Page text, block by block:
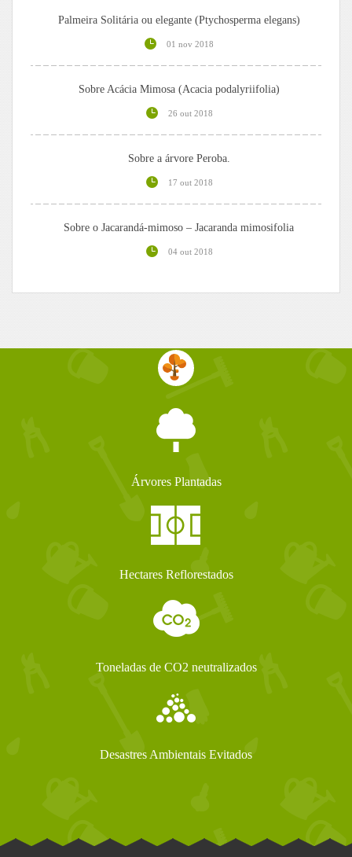
Palmeira Solitária ou elegante (Ptychosperma elegans)
01 nov 2018
Sobre Acácia Mimosa (Acacia podalyriifolia)
26 out 2018
Sobre a árvore Peroba.
17 out 2018
Sobre o Jacarandá-mimoso – Jacaranda mimosifolia
04 out 2018
Árvores Plantadas
Hectares Reflorestados
Toneladas de CO2 neutralizados
Desastres Ambientais Evitados